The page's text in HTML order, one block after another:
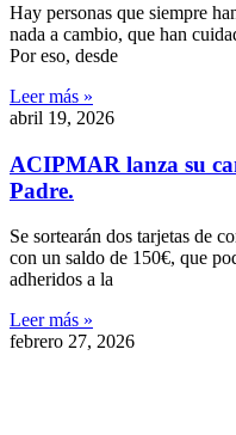
Hay personas que siempre
nada a cambio, que han
Por eso, desde
Leer más »
abril 19, 2026
ACIPMAR lanza su
Padre.
Se sortearán dos tarjetas de
con un saldo de 150€, que
adheridos a la
Leer más »
febrero 27, 2026